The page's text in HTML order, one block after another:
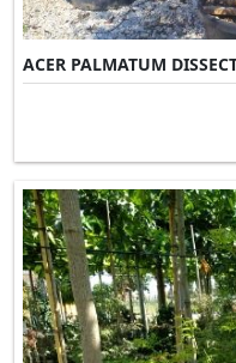
ACER PALMATUM